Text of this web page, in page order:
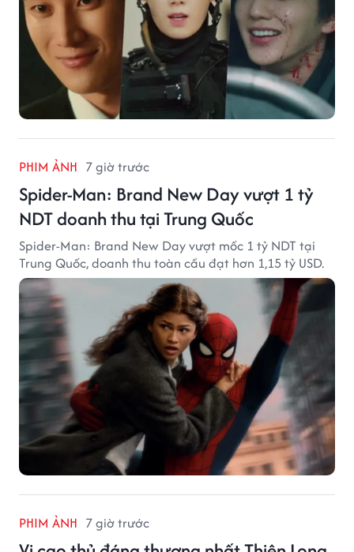
PHIM ẢNH 7 giờ trước
Spider-Man: Brand New Day vượt 1 tỷ
NDT doanh thu tại Trung Quốc
Spider-Man: Brand New Day vượt mốc 1 tỷ NDT tại
Trung Quốc, doanh thu toàn cầu đạt hơn 1,15 tỷ USD.
PHIM ẢNH 7 giờ trước